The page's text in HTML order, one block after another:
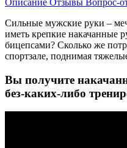
Сильные мужские руки –
иметь крепкие накачанные
бицепсами? Сколько же
спортзале, поднимая
Вы получите
без-каких-либо